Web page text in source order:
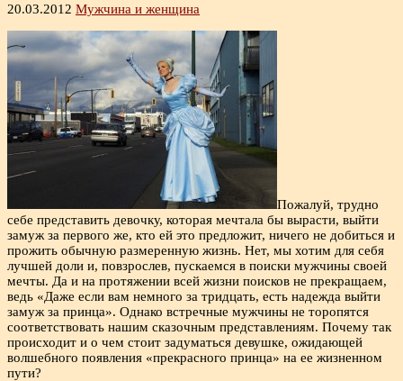
20.03.2012 Мужчина и женщина
Пожалуй, трудно
себе представить девочку, которая мечтала бы вырасти, выйти
замуж за первого же, кто ей это предложит, ничего не добиться и
прожить обычную размеренную жизнь. Нет, мы хотим для себя
лучшей доли и, повзрослев, пускаемся в поиски мужчины своей
мечты. Да и на протяжении всей жизни поисков не прекращаем,
ведь «Даже если вам немного за тридцать, есть надежда выйти
замуж за принца». Однако встречные мужчины не торопятся
соответствовать нашим сказочным представлениям. Почему так
происходит и о чем стоит задуматься девушке, ожидающей
волшебного появления «прекрасного принца» на ее жизненном
пути?